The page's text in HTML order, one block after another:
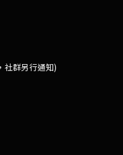
社群另行通知)